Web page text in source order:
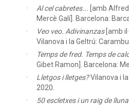
Al cel cabretes... [amb
Mercè Galí]. Barcelona:
Veo veo. Adivinanzas [amb
Vilanova i la Geltrú:
Temps de fred. Temps de
Gibet Ramon]. Barcelona:
Lletgos i lletges?Vilanova i
2020.
50 escletxes i un raig de lluna